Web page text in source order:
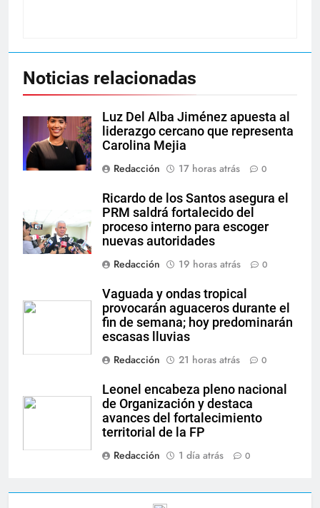
Noticias relacionadas
Luz Del Alba Jiménez apuesta al
liderazgo cercano que representa
Carolina Mejia
Redacción
17 horas atrás 0
Ricardo de los Santos asegura el
PRM saldrá fortalecido del
proceso interno para escoger
nuevas autoridades
Redacción
19 horas atrás 0
Vaguada y ondas tropical
provocarán aguaceros durante el
fin de semana; hoy predominarán
escasas lluvias
Redacción
21 horas atrás 0
Leonel encabeza pleno nacional
de Organización y destaca
avances del fortalecimiento
territorial de la FP
Redacción
1 día atrás 0